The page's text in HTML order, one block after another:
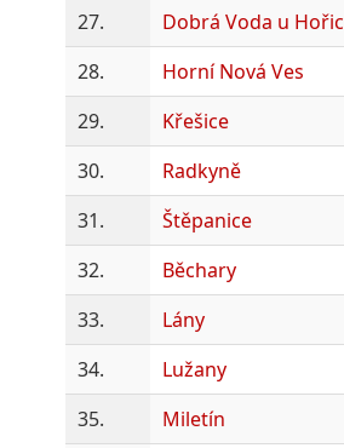
27.
Dobrá Voda u Hořic
28.
Horní Nová Ves
29.
Křešice
30.
Radkyně
31.
Štěpanice
32.
Běchary
33.
Lány
34.
Lužany
35.
Miletín